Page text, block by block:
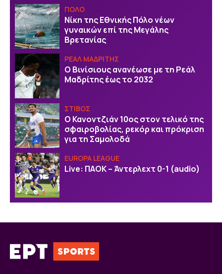
ΠΟΛΟ
Νίκη της Εθνικής Πόλο νέων
γυναικών επί της Μεγάλης
Βρετανίας
ΡΕΑΛ ΜΑΔΡΙΤΗΣ
Ο Βινίσιους ανανέωσε με τη Ρεάλ
Μαδρίτης έως το 2032
ΣΤΙΒΟΣ
Ο Κανοντζιάν 10ος στον τελικό της
σφαιροβολίας, ρεκόρ και πρόκριση
για τη Σαμολοδά
EUROPA LEAGUE
Live: ΠΑΟΚ – Άντερλεχτ 0-1 (audio)